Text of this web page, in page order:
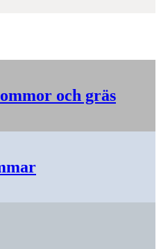
och gräs